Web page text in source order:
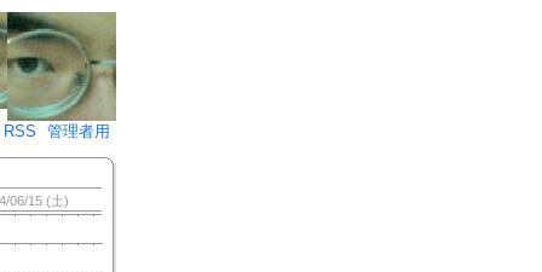
♪)÷2
RSS 管理者用
06/15 (土)